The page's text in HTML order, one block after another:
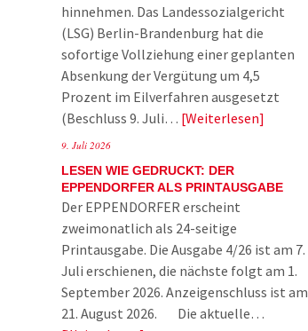
hinnehmen. Das Landessozialgericht
(LSG) Berlin-Brandenburg hat die
sofortige Vollziehung einer geplanten
Absenkung der Vergütung um 4,5
Prozent im Eilverfahren ausgesetzt
(Beschluss 9. Juli… Weiterlesen
9. Juli 2026
LESEN WIE GEDRUCKT: DER
EPPENDORFER ALS PRINTAUSGABE
Der EPPENDORFER erscheint
zweimonatlich als 24-seitige
Printausgabe. Die Ausgabe 4/26 ist am 7.
Juli erschienen, die nächste folgt am 1.
September 2026. Anzeigenschluss ist am
21. August 2026. Die aktuelle…